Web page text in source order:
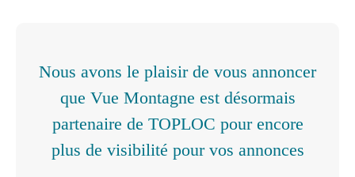
Nous avons le plaisir de vous annoncer
que Vue Montagne est désormais
partenaire de TOPLOC pour encore
plus de visibilité pour vos annonces